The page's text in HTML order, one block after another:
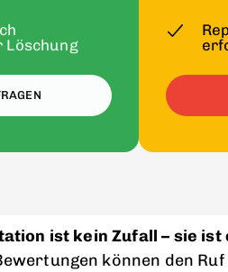
ist kein Zufall – sie ist
können den